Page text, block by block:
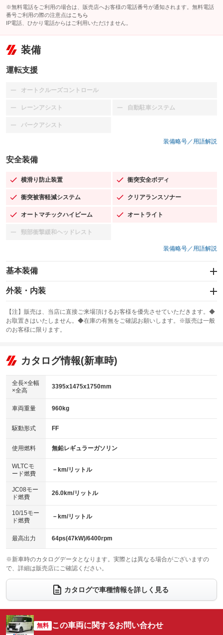
※無料電話をご利用の場合は、販売店へお客様の電話番号が通知されます。無料電話
番号ご利用の際の注意点は こちら
IP電話、ひかり電話からはご利用いただけません。
装備
運転支援
オートクルーズコントロール
：装備なし
レーンアシスト
：装備なし 自動駐車システム
：装備なし
パークアシスト
：装備なし
装備略号／用語解説
安全装備
横滑り防止装置
：装備あり 衝突安全ボディ
：装備あり
衝突被害軽減システム
：装備あり クリアランスソナー
：装備あり
オートマチックハイビーム
：装備あり オートライト
：装備あり
頸部衝撃緩和ヘッドレスト
：装備なし
装備略号／用語解説
基本装備
エアバッグ：運転席/助手席/サイド
：装備あり
：装備あり
サンルーフ
：装備なし ABS
リフトアップ
：装備なし
：装備なし
パワーウィンドウ
アイドリングストップ
：装備あり
USB入力端子
：装備なし
100V電源
：装備なし
センターデフロック
：装備なし
電動格納ミラー
：装備あり
外装・内装
カーナビ：SDナビ
：装備あり
TV：フルセグ
：装備あり
ビジュアル：-／DVD再生
：装備あり
：装備あり
革シート
キーレス
HID(キセノンライト)
：装備なし
バックカメラ
：装備あり
エアロ
：装備なし
：装備なし
パワーシート
ベンチシート
：装備あり
チップアップシート
：装備なし
：装備なし ：装備あり
ウォークスルー
：装備なし
電動リアゲート フロントカメラ
：装備なし
：装備なし ：装備なし
サイドカメラ
：装備なし ルーフレール
：装備なし
【注】販売は、当店に直接ご来場頂けるお客様を優先させていただきます。◆
お取置きはいたしません。◆在庫の有無をご確認お願いします。※販売は一般
のお客様に限ります。
カタログ情報(新車時)
全長×全幅
×全高
3395x1475x1750mm
車両重量 960kg
駆動形式 FF
使用燃料 無鉛レギュラーガソリン
WLTCモ
ード燃費
－km/リットル
JC08モー
ド燃費
26.0km/リットル
10/15モー
ド燃費
－km/リットル
最高出力 64ps(47kW)/6400rpm
※新車時のカタログデータとなります。実際とは異なる場合がございますの
で、詳細は販売店にご確認ください。
カタログで車種情報を詳しく見る
無料 この車両に関するお問い合わせ